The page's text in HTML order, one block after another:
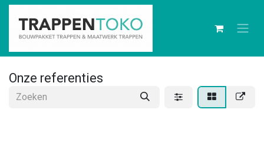
Onze referenties